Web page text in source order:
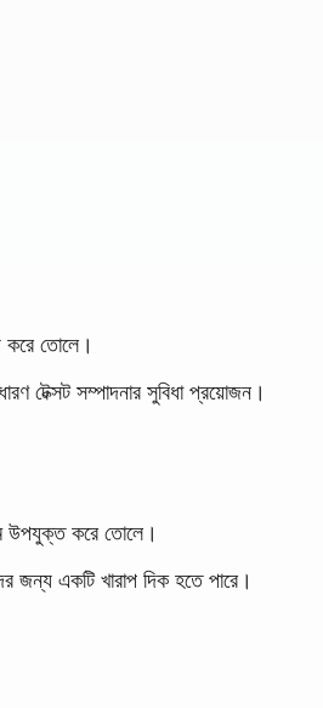
করে তোলে।
টেক্সট সম্পাদনার সুবিধা প্রয়োজন।
উপযুক্ত করে তোলে।
জন্য একটি খারাপ দিক হতে পারে।